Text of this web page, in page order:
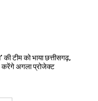
की टीम को भाया छत्तीसगढ़,
करेंगे अगला प्रोजेक्ट